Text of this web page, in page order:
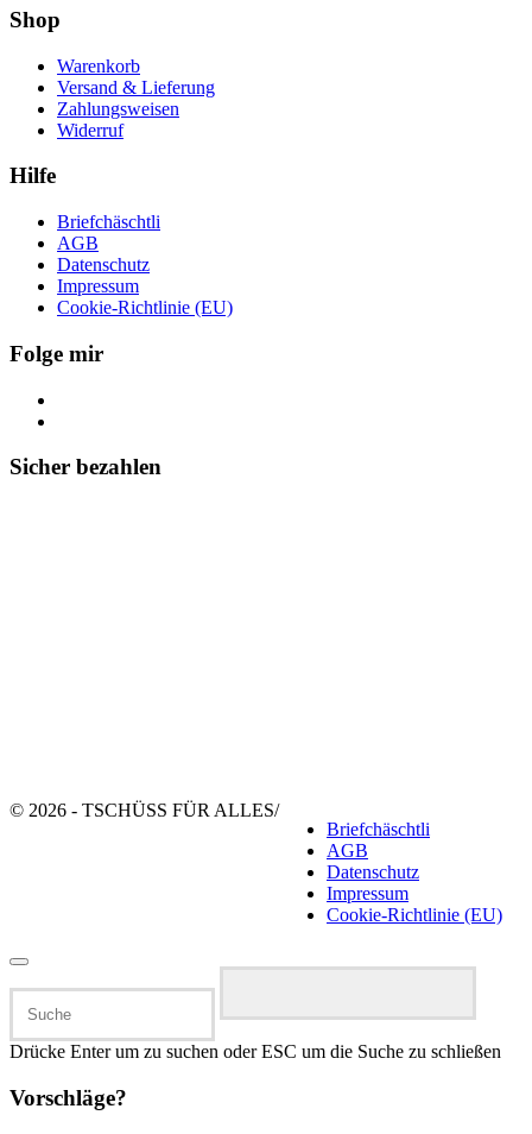
Shop
Warenkorb
Versand & Lieferung
Zahlungsweisen
Widerruf
Hilfe
Briefchäschtli
AGB
Datenschutz
Impressum
Cookie-Richtlinie (EU)
Folge mir
Sicher bezahlen
© 2026 - TSCHÜSS FÜR ALLES/
Briefchäschtli
AGB
Datenschutz
Impressum
Cookie-Richtlinie (EU)
nach:
Drücke Enter um zu suchen oder ESC um die Suche zu schließen
Vorschläge?